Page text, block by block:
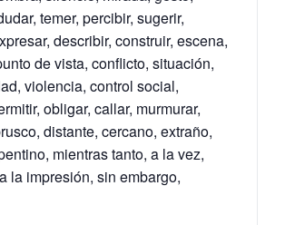
temer, percibir, sugerir,
describir, construir, escena,
de vista, conflicto, situación,
violencia, control social,
obligar, callar, murmurar,
distante, cercano, extraño,
mientras tanto, a la vez,
la impresión, sin embargo,